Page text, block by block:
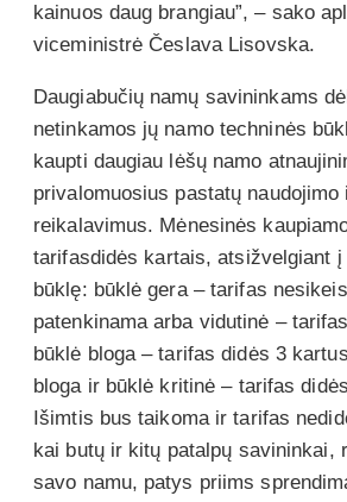
kainuos daug brangiau”, – sako
viceministrė Česlava Lisovska.
Daugiabučių namų savininkams
netinkamos jų namo techninės
kaupti daugiau lėšų namo
privalomuosius pastatų
reikalavimus. Mėnesinės
tarifasdidės kartais, atsižvelgiant į
būklę: būklė gera – tarifas
patenkinama arba vidutinė –
būklė bloga – tarifas didės 3
bloga ir būklė kritinė – tarifas
Išimtis bus taikoma ir tarifas
kai butų ir kitų patalpų savininkai,
savo namu, patys priims